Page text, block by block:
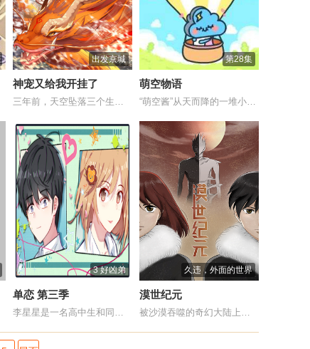
出发京城
神宠又给我开挂了
第28集
萌空物语
3 好凶弟
单恋 第三季
久违，外面的世界
漠世纪元